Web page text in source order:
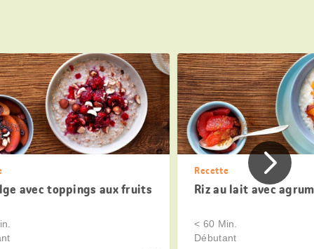
avec toppings aux fruits
Recette
Riz au lait avec
< 60 Min.
Débutant
Page